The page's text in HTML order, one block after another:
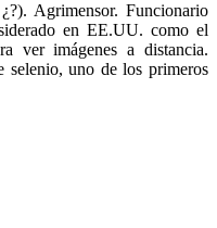
Agrimensor. Funcionario
en EE.UU. como el
ver imágenes a distancia.
selenio, uno de los primeros